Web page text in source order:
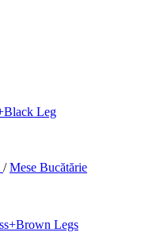
/ Mese Bucătărie